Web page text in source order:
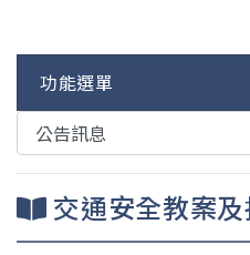
功能選單
交通安全教案